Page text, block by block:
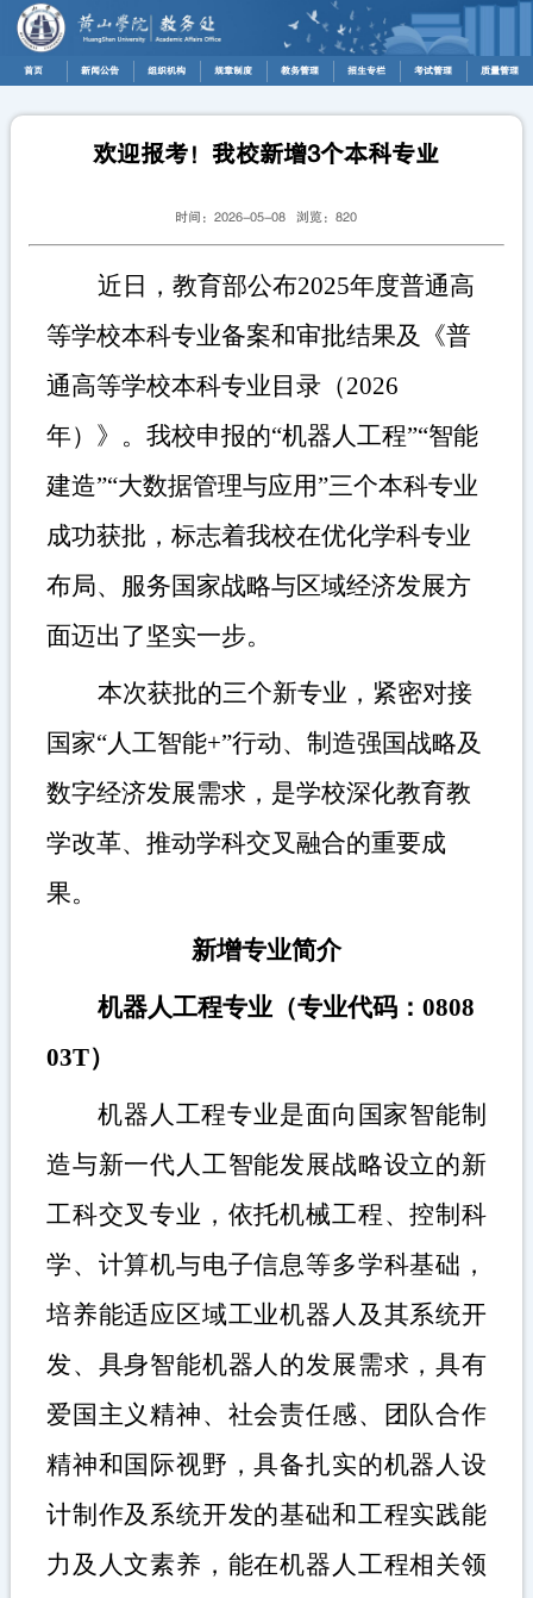
首页 新闻公告 组织机构 规章制度 教务管理 招生专栏 考试管理 质量管理
欢迎报考！我校新增3个本科专业
时间：2026-05-08 浏览：820
近日，教育部公布2025年度普通高
等学校本科专业备案和审批结果及《普
通高等学校本科专业目录（2026
年）》。我校申报的“机器人工程”“智能
建造”“大数据管理与应用”三个本科专业
成功获批， 标志着我校在优化学科专业
布局、服务国家战略与区域经济发展方
面迈出了坚实一步。
本次获批的三个新专业，紧密对接
国家“人工智能+”行动、制造强国战略及
数字经济发展需求，是学校深化教育教
学改革、推动学科交叉融合的重要成
果。
新增专业简介
机器人工程专业（专业代码： 0808
03T）
机器人工程专业是面向国家智能制
造与新一代人工智能发展战略设立的新
工科交叉专业，依托机械工程、控制科
学、计算机与电子信息等多学科基础，
培养能适应区域工业机器人及其系统开
发、具身智能机器人的发展需求，具有
爱国主义精神、社会责任感、团队合作
精神和国际视野，具备扎实的机器人设
计制作及系统开发的基础和工程实践能
力及人文素养，能在机器人工程相关领